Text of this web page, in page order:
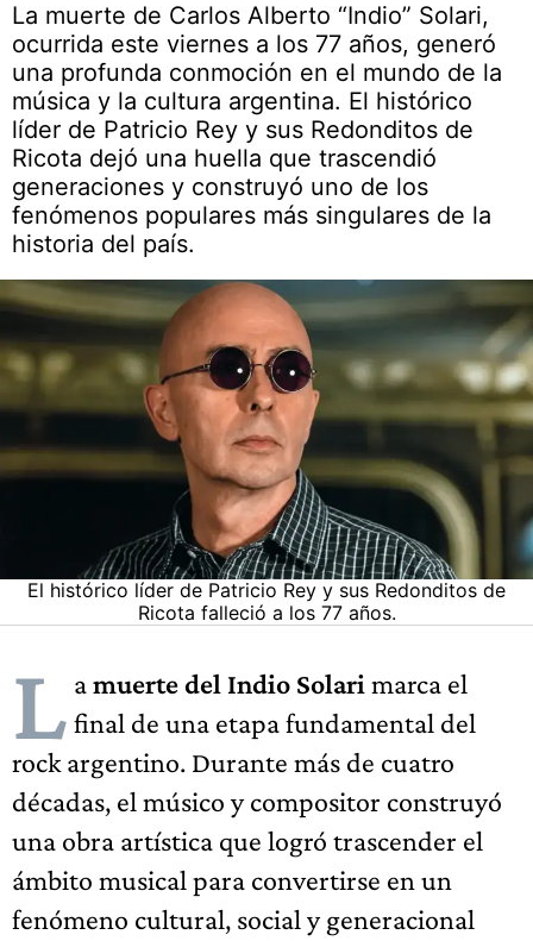
La muerte de Carlos Alberto “Indio” Solari,
ocurrida este viernes a los 77 años, generó
una profunda conmoción en el mundo de la
música y la cultura argentina. El histórico
líder de Patricio Rey y sus Redonditos de
Ricota dejó una huella que trascendió
generaciones y construyó uno de los
fenómenos populares más singulares de la
historia del país.
El histórico líder de Patricio Rey y sus Redonditos de
Ricota falleció a los 77 años.
L amuerte del Indio Solari marca el
final de una etapa fundamental del
rock argentino. Durante más de cuatro
décadas, el músico y compositor construyó
una obra artística que logró trascender el
ámbito musical para convertirse en un
fenómeno cultural, social y generacional